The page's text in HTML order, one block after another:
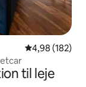
4,98 ud af 5 i
4,98 (182)
til leje